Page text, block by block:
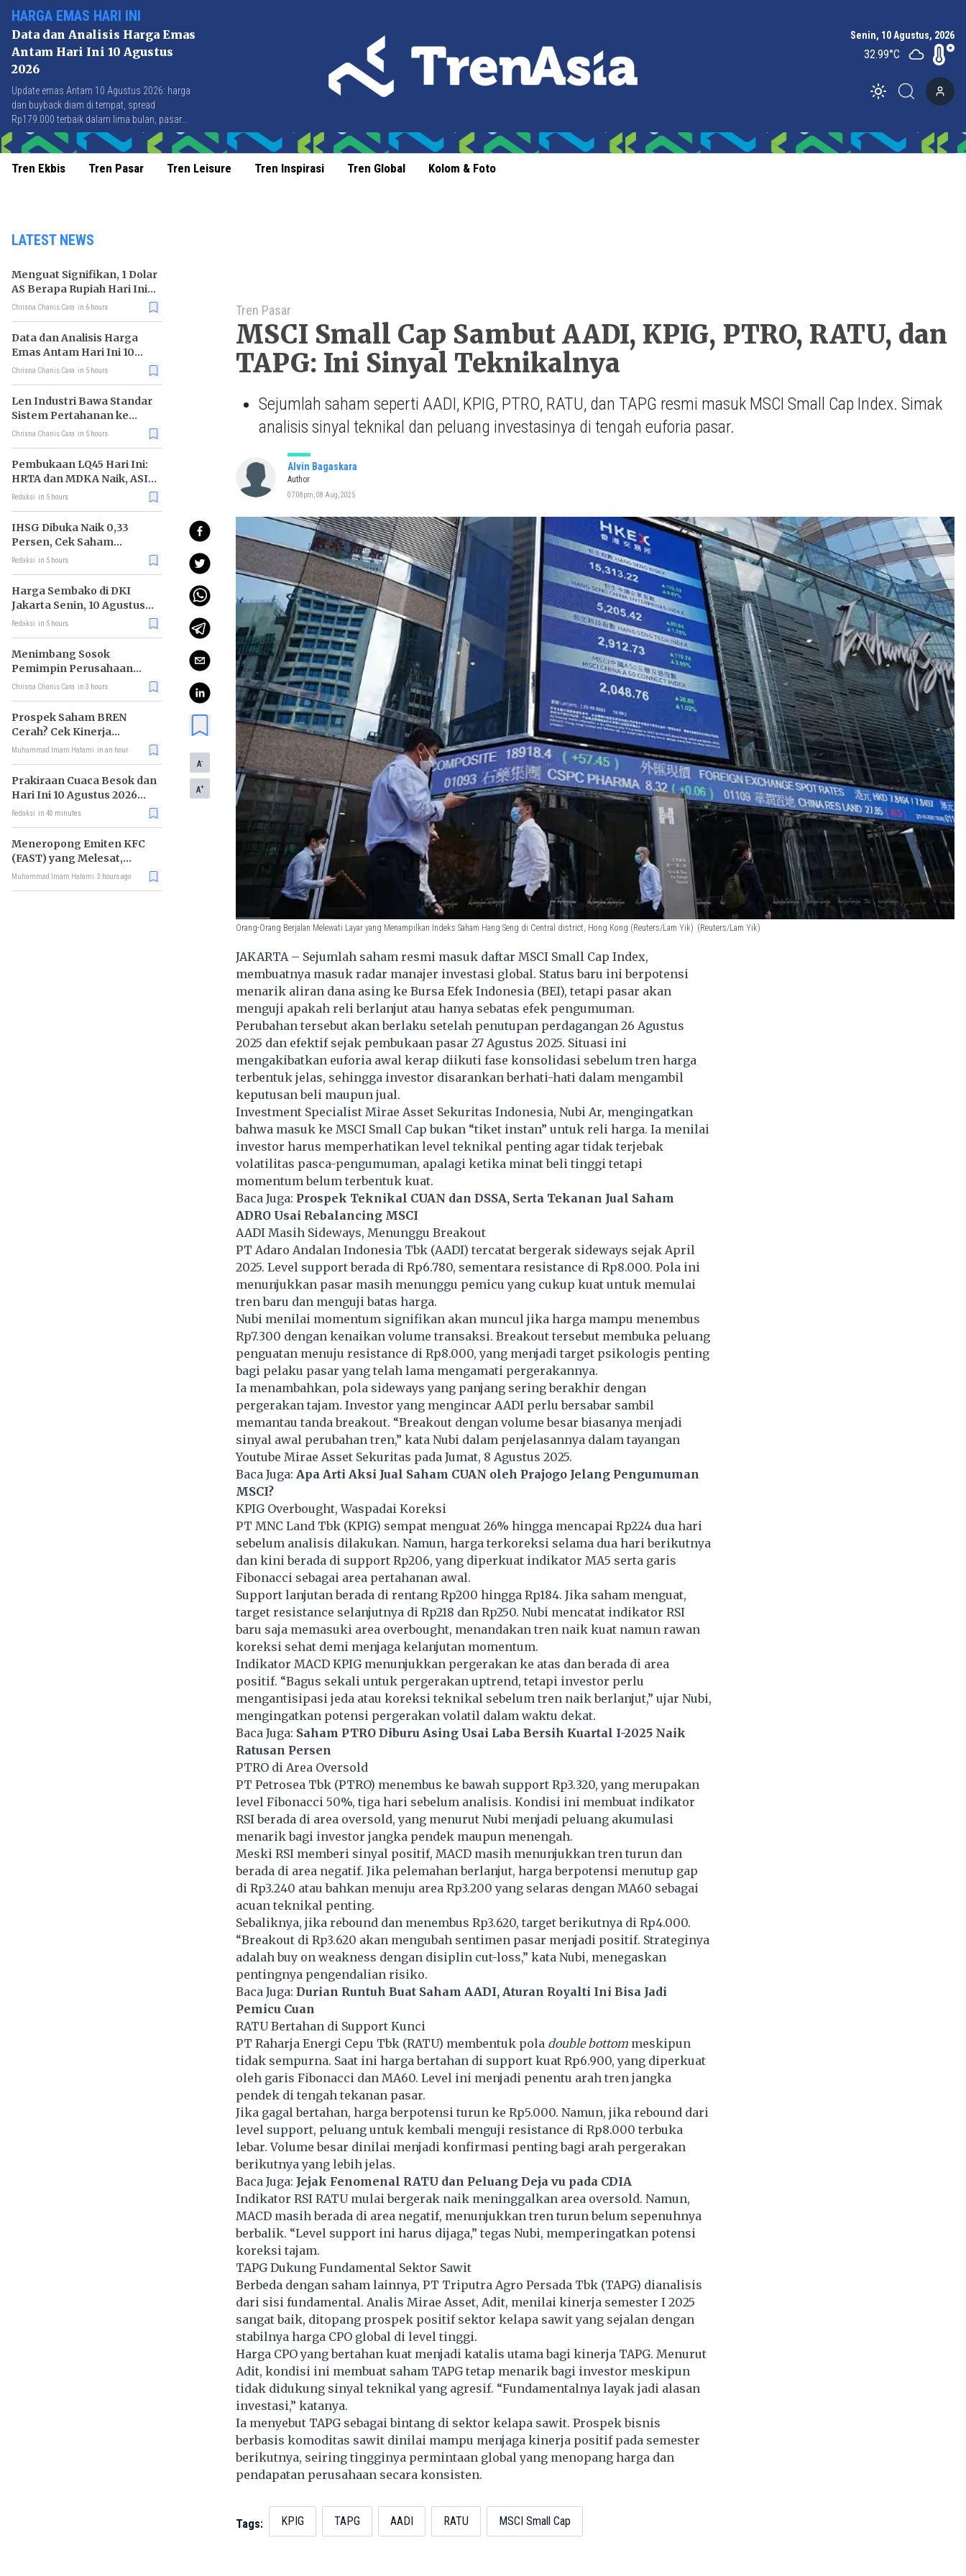
HARGA EMAS HARI INI
Data dan Analisis Harga Emas
Antam Hari Ini 10 Agustus
2026
Update emas Antam 10 Agustus 2026: harga
dan buyback diam di tempat, spread
Rp179.000 terbaik dalam lima bulan, pasar
tunggu CPI AS malam ini.
Senin, 10 Agustus, 2026
32.99°C
Toggle theme
Tren Ekbis Tren Pasar Tren Leisure Tren Inspirasi Tren Global Kolom & Foto
LATEST NEWS
Menguat Signifikan, 1 Dolar
AS Berapa Rupiah Hari Ini
10 Agustus 2026?
Chrisna Chanis Cara in 6 hours
Data dan Analisis Harga
Emas Antam Hari Ini 10
Agustus 2026
Chrisna Chanis Cara in 5 hours
Len Industri Bawa Standar
Sistem Pertahanan ke
Ekosistem Kendaraan
Chrisna Chanis Cara in 5 hours
Pembukaan LQ45 Hari Ini:
HRTA dan MDKA Naik, ASII
Turun
Redaksi in 5 hours
IHSG Dibuka Naik 0,33
Persen, Cek Saham
Katalisnya
Redaksi in 5 hours
Harga Sembako di DKI
Jakarta Senin, 10 Agustus
2026, Cabe Rawit Ijo Besar
Premium Turun
Redaksi in 5 hours
Menimbang Sosok
Pemimpin Perusahaan
Ideal di Era AI
Chrisna Chanis Cara in 3 hours
Prospek Saham BREN
Cerah? Cek Kinerja
Keuangan dan
Muhammad Imam Hatami in an hour
Prakiraan Cuaca Besok dan
Hari Ini 10 Agustus 2026
untuk Wilayah DKI Jakarta
Redaksi in 40 minutes
Meneropong Emiten KFC
(FAST) yang Melesat,
Faktor Haji Isam?
Muhammad Imam Hatami 3 hours ago
A-
A+
Tren Pasar
MSCI Small Cap Sambut AADI, KPIG, PTRO, RATU, dan
TAPG: Ini Sinyal Teknikalnya
Sejumlah saham seperti AADI, KPIG, PTRO, RATU, dan TAPG resmi masuk MSCI Small Cap Index. Simak
analisis sinyal teknikal dan peluang investasinya di tengah euforia pasar.
Alvin Bagaskara
Author
07:08pm, 08 Aug, 2025
Orang-Orang Berjalan Melewati Layar yang Menampilkan Indeks Saham Hang Seng di Central district, Hong Kong (Reuters/Lam Yik) (Reuters/Lam Yik)
JAKARTA – Sejumlah saham resmi masuk daftar MSCI Small Cap Index,
membuatnya masuk radar manajer investasi global. Status baru ini berpotensi
menarik aliran dana asing ke Bursa Efek Indonesia (BEI), tetapi pasar akan
menguji apakah reli berlanjut atau hanya sebatas efek pengumuman.
Perubahan tersebut akan berlaku setelah penutupan perdagangan 26 Agustus
2025 dan efektif sejak pembukaan pasar 27 Agustus 2025. Situasi ini
mengakibatkan euforia awal kerap diikuti fase konsolidasi sebelum tren harga
terbentuk jelas, sehingga investor disarankan berhati-hati dalam mengambil
keputusan beli maupun jual.
Investment Specialist Mirae Asset Sekuritas Indonesia, Nubi Ar, mengingatkan
bahwa masuk ke MSCI Small Cap bukan “tiket instan” untuk reli harga. Ia menilai
investor harus memperhatikan level teknikal penting agar tidak terjebak
volatilitas pasca-pengumuman, apalagi ketika minat beli tinggi tetapi
momentum belum terbentuk kuat.
Baca Juga: Prospek Teknikal CUAN dan DSSA, Serta Tekanan Jual Saham
ADRO Usai Rebalancing MSCI
AADI Masih Sideways, Menunggu Breakout
PT Adaro Andalan Indonesia Tbk(AADI) tercatat bergerak sideways sejak April
2025. Level support berada di Rp6.780, sementara resistance di Rp8.000. Pola ini
menunjukkan pasar masih menunggu pemicu yang cukup kuat untuk memulai
tren baru dan menguji batas harga.
Nubi menilai momentum signifikan akan muncul jika harga mampu menembus
Rp7.300 dengan kenaikan volume transaksi. Breakout tersebut membuka peluang
penguatan menuju resistance di Rp8.000, yang menjadi target psikologis penting
bagi pelaku pasar yang telah lama mengamati pergerakannya.
Ia menambahkan, pola sideways yang panjang sering berakhir dengan
pergerakan tajam. Investor yang mengincar AADI perlu bersabar sambil
memantau tanda breakout. “Breakout dengan volume besar biasanya menjadi
sinyal awal perubahan tren,” kata Nubi dalam penjelasannya dalam tayangan
Youtube Mirae Asset Sekuritas pada Jumat, 8 Agustus 2025.
Baca Juga: Apa Arti Aksi Jual Saham CUAN oleh Prajogo Jelang Pengumuman
MSCI?
KPIG Overbought, Waspadai Koreksi
PT MNC Land Tbk (KPIG) sempat menguat 26% hingga mencapai Rp224 dua hari
sebelum analisis dilakukan. Namun, harga terkoreksi selama dua hari berikutnya
dan kini berada di support Rp206, yang diperkuat indikator MA5 serta garis
Fibonacci sebagai area pertahanan awal.
Support lanjutan berada di rentang Rp200 hingga Rp184. Jika saham menguat,
target resistance selanjutnya di Rp218 dan Rp250. Nubi mencatat indikator RSI
baru saja memasuki area overbought, menandakan tren naik kuat namun rawan
koreksi sehat demi menjaga kelanjutan momentum.
Indikator MACD KPIG menunjukkan pergerakan ke atas dan berada di area
positif. “Bagus sekali untuk pergerakan uptrend, tetapi investor perlu
mengantisipasi jeda atau koreksi teknikal sebelum tren naik berlanjut,” ujar Nubi,
mengingatkan potensi pergerakan volatil dalam waktu dekat.
Baca Juga: Saham PTRO Diburu Asing Usai Laba Bersih Kuartal I-2025 Naik
Ratusan Persen
PTRO di Area Oversold
PT Petrosea Tbk(PTRO) menembus ke bawah support Rp3.320, yang merupakan
level Fibonacci 50%, tiga hari sebelum analisis. Kondisi ini membuat indikator
RSI berada di area oversold, yang menurut Nubi menjadi peluang akumulasi
menarik bagi investor jangka pendek maupun menengah.
Meski RSI memberi sinyal positif, MACD masih menunjukkan tren turun dan
berada di area negatif. Jika pelemahan berlanjut, harga berpotensi menutup gap
di Rp3.240 atau bahkan menuju area Rp3.200 yang selaras dengan MA60 sebagai
acuan teknikal penting.
Sebaliknya, jika rebound dan menembus Rp3.620, target berikutnya di Rp4.000.
“Breakout di Rp3.620 akan mengubah sentimen pasar menjadi positif. Strateginya
adalah buy on weakness dengan disiplin cut-loss,” kata Nubi, menegaskan
pentingnya pengendalian risiko.
Baca Juga: Durian Runtuh Buat Saham AADI, Aturan Royalti Ini Bisa Jadi
Pemicu Cuan
RATU Bertahan di Support Kunci
PT Raharja Energi Cepu Tbk (RATU) membentuk pola double bottommeskipun
tidak sempurna. Saat ini harga bertahan di support kuat Rp6.900, yang diperkuat
oleh garis Fibonacci dan MA60. Level ini menjadi penentu arah tren jangka
pendek di tengah tekanan pasar.
Jika gagal bertahan, harga berpotensi turun ke Rp5.000. Namun, jika rebound dari
level support, peluang untuk kembali menguji resistance di Rp8.000 terbuka
lebar. Volume besar dinilai menjadi konfirmasi penting bagi arah pergerakan
berikutnya yang lebih jelas.
Baca Juga: Jejak Fenomenal RATU dan Peluang Deja vu pada CDIA
Indikator RSI RATU mulai bergerak naik meninggalkan area oversold. Namun,
MACD masih berada di area negatif, menunjukkan tren turun belum sepenuhnya
berbalik. “Level support ini harus dijaga,” tegas Nubi, memperingatkan potensi
koreksi tajam.
TAPG Dukung Fundamental Sektor Sawit
Berbeda dengan saham lainnya, PT Triputra Agro Persada Tbk (TAPG) dianalisis
dari sisi fundamental. Analis Mirae Asset, Adit, menilai kinerja semester I 2025
sangat baik, ditopang prospek positif sektor kelapa sawit yang sejalan dengan
stabilnya harga CPO global di level tinggi.
Harga CPO yang bertahan kuat menjadi katalis utama bagi kinerja TAPG. Menurut
Adit, kondisi ini membuat saham TAPG tetap menarik bagi investor meskipun
tidak didukung sinyal teknikal yang agresif. “Fundamentalnya layak jadi alasan
investasi,” katanya.
Ia menyebut TAPG sebagai bintang di sektor kelapa sawit. Prospek bisnis
berbasis komoditas sawit dinilai mampu menjaga kinerja positif pada semester
berikutnya, seiring tingginya permintaan global yang menopang harga dan
pendapatan perusahaan secara konsisten.
Tags: KPIG TAPG AADI RATU MSCI Small Cap